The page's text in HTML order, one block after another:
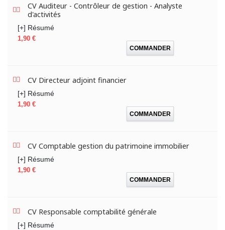
CV Auditeur - Contrôleur de gestion - Analyste
d'activités
[+] Résumé
Prix
1,90 €
COMMANDER
CV Directeur adjoint financier
[+] Résumé
Prix
1,90 €
COMMANDER
CV Comptable gestion du patrimoine immobilier
[+] Résumé
Prix
1,90 €
COMMANDER
CV Responsable comptabilité générale
[+] Résumé